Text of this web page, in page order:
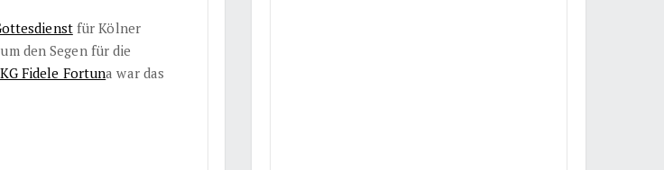
für Kölner
den Segen für die
KG Fidele Fortuna war das